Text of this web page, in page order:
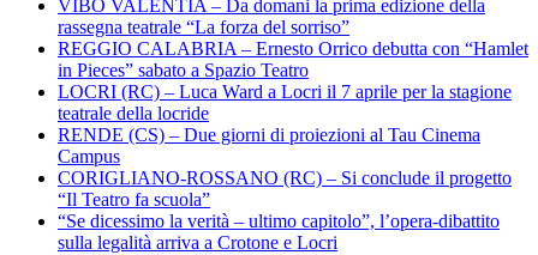
VIBO VALENTIA – Da domani la prima edizione della
rassegna teatrale “La forza del sorriso”
REGGIO CALABRIA – Ernesto Orrico debutta con “Hamlet
in Pieces” sabato a Spazio Teatro
LOCRI (RC) – Luca Ward a Locri il 7 aprile per la stagione
teatrale della locride
RENDE (CS) – Due giorni di proiezioni al Tau Cinema
Campus
CORIGLIANO-ROSSANO (RC) – Si conclude il progetto
“Il Teatro fa scuola”
“Se dicessimo la verità – ultimo capitolo”, l’opera-dibattito
sulla legalità arriva a Crotone e Locri